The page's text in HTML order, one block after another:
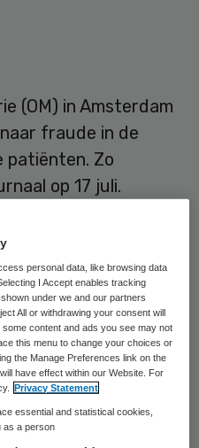
(OM) in Amsterdam
fraude in de
patiënten. Zo
op 17 juli.
verdacht van
in geschrifte.
in hun laatste
door
Die
personal data, like browsing data
I Accept enables tracking
under we and our partners
All or withdrawing your consent will
content and ads you see may not
this menu to change your choices or
the Manage Preferences link on the
have effect within our Website. For
Privacy Statement
essential and statistical cookies,
as a person